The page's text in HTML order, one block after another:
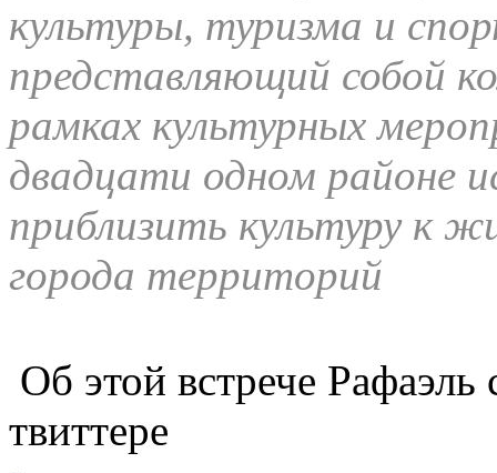
культуры, туризма и
представляющий собой
рамках культурных
двадцати одном районе
приблизить культурук
города территорий
Об этой встрече
твиттере